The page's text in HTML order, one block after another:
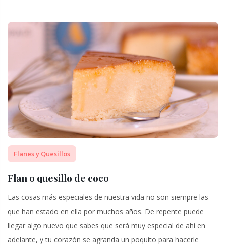
Flanes y Quesillos
Flan o quesillo de coco
Las cosas más especiales de nuestra vida no son siempre las
que han estado en ella por muchos años. De repente puede
llegar algo nuevo que sabes que será muy especial de ahí en
adelante, y tu corazón se agranda un poquito para hacerle